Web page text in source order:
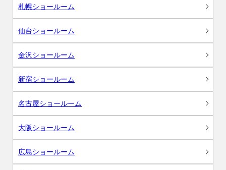
札幌ショールーム
仙台ショールーム
金沢ショールーム
新宿ショールーム
名古屋ショールーム
大阪ショールーム
広島ショールーム